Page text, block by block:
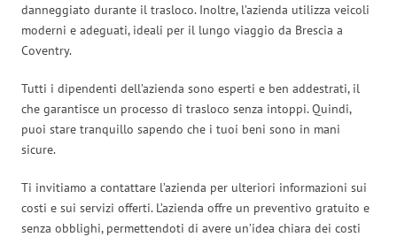
danneggiato durante il trasloco. Inoltre, l’azienda utilizza veicoli
moderni e adeguati, ideali per il lungo viaggio da Brescia a
Coventry.
Tutti i dipendenti dell’azienda sono esperti e ben addestrati, il
che garantisce un processo di trasloco senza intoppi. Quindi,
puoi stare tranquillo sapendo che i tuoi beni sono in mani
sicure.
Ti invitiamo a contattare l’azienda per ulteriori informazioni sui
costi e sui servizi offerti. L’azienda offre un preventivo gratuito e
senza obblighi, permettendoti di avere un’idea chiara dei costi